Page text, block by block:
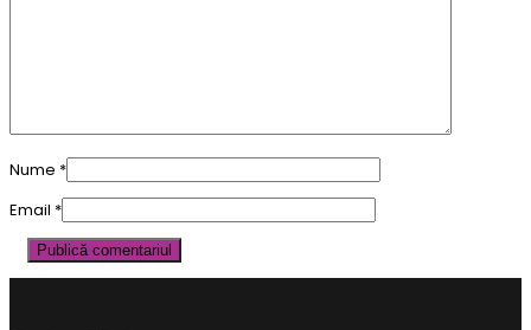
Nume *
Email *